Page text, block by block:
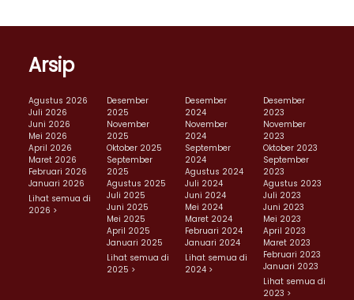
Arsip
Agustus 2026
Juli 2026
Juni 2026
Mei 2026
April 2026
Maret 2026
Februari 2026
Januari 2026
Lihat semua di
2026 >
Desember
2025
November
2025
Oktober 2025
September
2025
Agustus 2025
Juli 2025
Juni 2025
Mei 2025
April 2025
Januari 2025
Lihat semua di
2025 >
Desember
2024
November
2024
September
2024
Agustus 2024
Juli 2024
Juni 2024
Mei 2024
Maret 2024
Februari 2024
Januari 2024
Lihat semua di
2024 >
Desember
2023
November
2023
Oktober 2023
September
2023
Agustus 2023
Juli 2023
Juni 2023
Mei 2023
April 2023
Maret 2023
Februari 2023
Januari 2023
Lihat semua di
2023 >